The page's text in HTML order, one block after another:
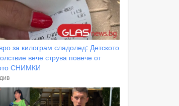
за килограм сладолед: Детското
вече струва повече от
СНИМКИ